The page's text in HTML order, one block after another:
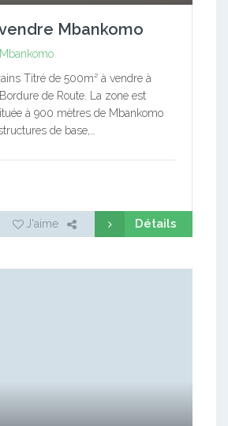
Mbankomo
Mbankomo
Titré de 500m² à vendre à
de Route. La zone est
à 900 mètres de Mbankomo
de base,…
J'aime Détails